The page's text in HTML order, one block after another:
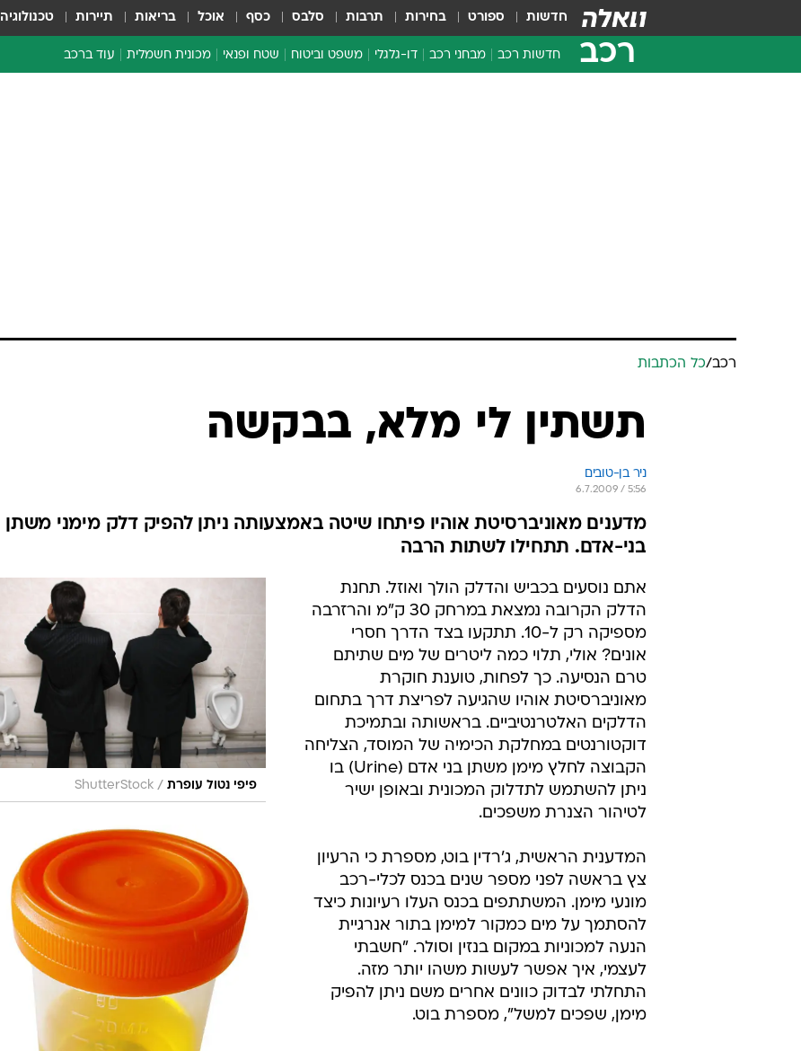
חדשות ספורט בחירות תרבות סלבס כסף אוכל בריאות תיירות טכנולוגיה
רכב חדשות רכב מבחני רכב דו-גלגלי משפט וביטוח שטח ופנאי מכונית חשמלית עוד ברכב
ארכיון מדורים
רכב/כל הכתבות
תשתין לי מלא, בבקשה
ניר בן-טובים
6.7.2009 / 5:56
מדענים מאוניברסיטת אוהיו פיתחו שיטה באמצעותה ניתן להפיק דלק מימני משתן
בני-אדם. תתחילו לשתות הרבה
פיפי נטול עופרת /
ShutterStock
אתם נוסעים בכביש והדלק הולך ואוזל. תחנת
הדלק הקרובה נמצאת במרחק 30 ק"מ והרזרבה
מספיקה רק ל-10. תתקעו בצד הדרך חסרי
אונים? אולי, תלוי כמה ליטרים של מים שתיתם
טרם הנסיעה. כך לפחות, טוענת חוקרת
מאוניברסיטת אוהיו שהגיעה לפריצת דרך בתחום
הדלקים האלטרנטיביים. בראשותה ובתמיכת
דוקטורנטים במחלקת הכימיה של המוסד, הצליחה
הקבוצה לחלץ מימן משתן בני אדם (Urine) בו
ניתן להשתמש לתדלוק המכונית ובאופן ישיר
לטיהור הצנרת משפכים.
המדענית הראשית, ג'רדין בוט, מספרת כי הרעיון
צץ בראשה לפני מספר שנים בכנס לכלי-רכב
מונעי מימן. המשתתפים בכנס העלו רעיונות כיצד
להסתמך על מים כמקור למימן בתור אנרגיית
הנעה למכוניות במקום בנזין וסולר. "חשבתי
לעצמי, איך אפשר לעשות משהו יותר מזה.
התחלתי לבדוק כוונים אחרים משם ניתן להפיק
מימן, שפכים למשל", מספרת בוט.